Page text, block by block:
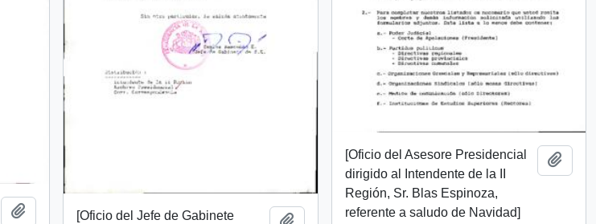
Add to clipboard[Oficio del Jefe de Gabinete
Add to clipboard
[Oficio del Asesore Presidencial
dirigido al Intendente de la II
Región, Sr. Blas Espinoza,
referente a saludo de Navidad]
Add